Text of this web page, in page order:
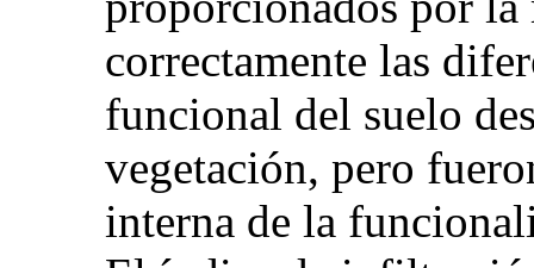
correctamente las
funcional del suelo
vegetación, pero
interna de la